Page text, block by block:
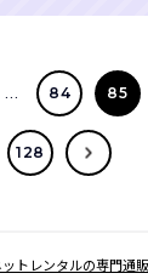
... 84 85
128
トレンタルの専門通